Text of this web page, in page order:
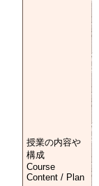
授業の内容や
構成
Course
Content / Plan